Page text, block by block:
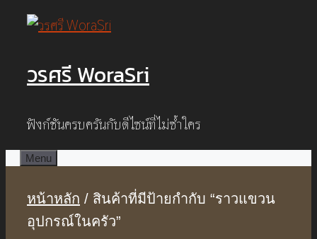
Skip
content
วรศรี WoraSri
ฟังก์ชันครบครันกับดีไซน์ที่ไม่ซ้ำใคร
Menu
หน้าหลัก / สินค้าที่มีป้ายกำกับ “ราวแขวน
อุปกรณ์ในครัว”